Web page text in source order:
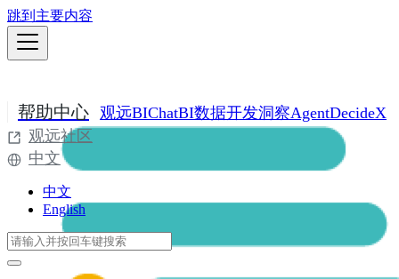
跳到主要内容
帮助中心 观远BIChatBI数据开发洞察AgentDecideX
观远社区
中文
中文
English